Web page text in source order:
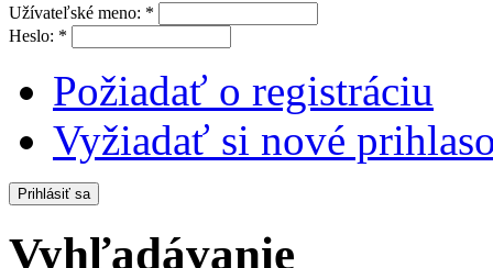
Užívateľské meno: *
Heslo: *
Požiadať o registráciu
Vyžiadať si nové
Vyhľadávanie